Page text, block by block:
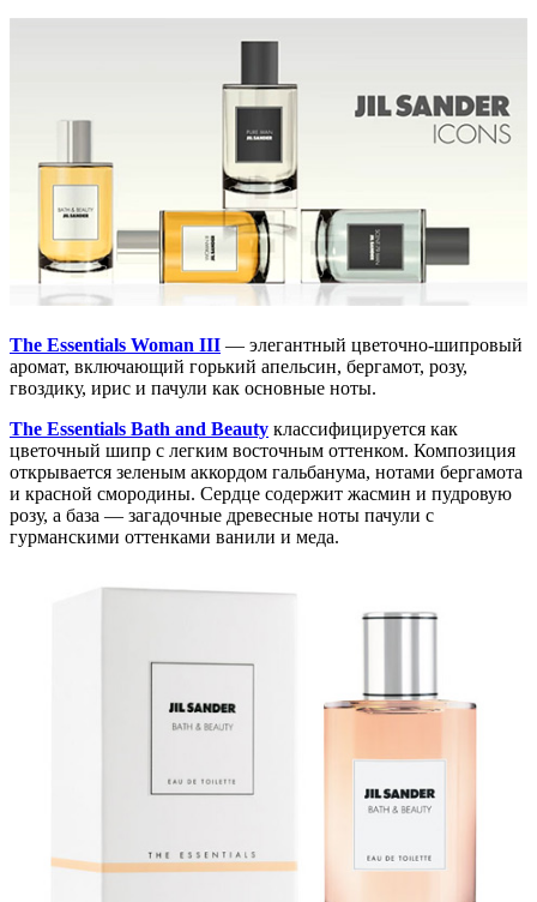
The Essentials Woman III — элегантный цветочно-шипровый
аромат, включающий горький апельсин, бергамот, розу,
гвоздику, ирис и пачули как основные ноты.
The Essentials Bath and Beauty классифицируется как
цветочный шипр с легким восточным оттенком. Композиция
открывается зеленым аккордом гальбанума, нотами бергамота
и красной смородины. Сердце содержит жасмин и пудровую
розу, а база — загадочные древесные ноты пачули с
гурманскими оттенками ванили и меда.